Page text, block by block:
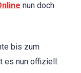
nun doch
bis zum
es nun offiziell: